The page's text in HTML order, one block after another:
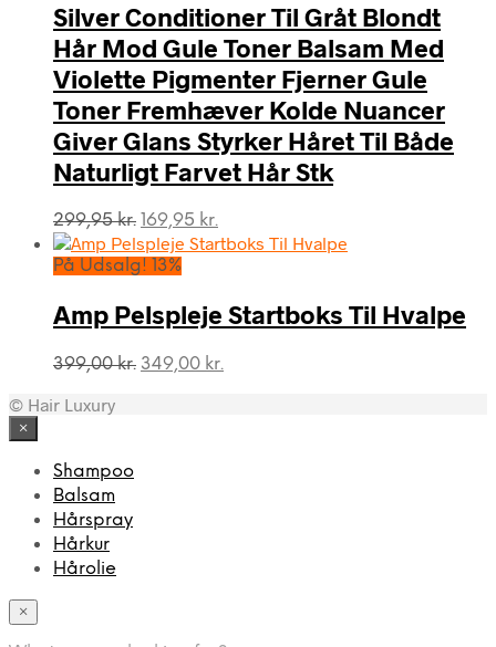
Silver Conditioner Til Gråt Blondt
Hår Mod Gule Toner Balsam Med
Violette Pigmenter Fjerner Gule
Toner Fremhæver Kolde Nuancer
Giver Glans Styrker Håret Til Både
Naturligt Farvet Hår Stk
299,95kr. Den
oprindelige
pris
299,95 kr..
169,95 kr.
aktuelle
169,95 kr..
På Udsalg! 13%
Amp Pelspleje Startboks Til Hvalpe
399,00kr. Den
349,00 kr.
© Hair Luxury
×
Shampoo
Balsam
Hårspray
Hårkur
Hårolie
×